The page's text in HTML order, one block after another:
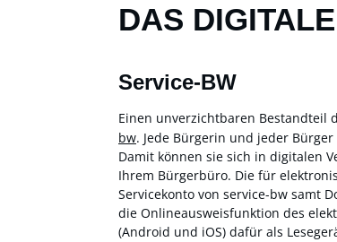
DAS
Service-BW
Einen unverzichtbaren Bestandteil
bw. Jede Bürgerin und jeder
Damit können sie sich in digitalen
Ihrem Bürgerbüro. Die für
Servicekonto von service-bw samt
die Onlineausweisfunktion des
(Android und iOS) dafür als